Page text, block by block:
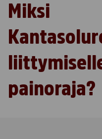
Miksi
painoraja?